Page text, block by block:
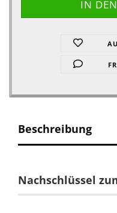
Beschreibung
Nachschlüssel